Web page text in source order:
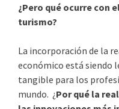
¿Pero qué ocurre con
turismo?
La incorporación de la
económico está siendo
tangible para los
mundo. ¿Por qué la